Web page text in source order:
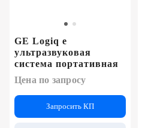
GE Logiq e
ультразвуковая
система портативная
Цена по запросу
Запросить КП